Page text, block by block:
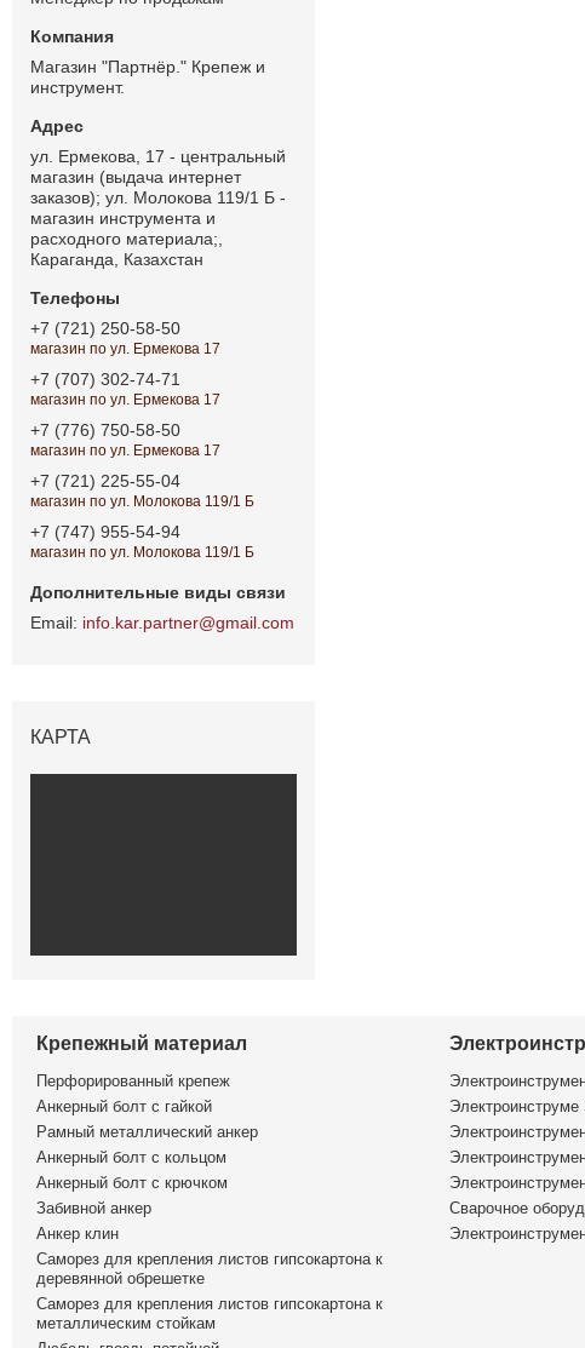
Магазин "Партнёр." Крепеж и
инструмент.
ул. Ермекова, 17 - центральный
магазин (выдача интернет
заказов); ул. Молокова 119/1 Б -
магазин инструмента и
расходного материала;,
Караганда, Казахстан
+7 (721) 250-58-50
магазин по ул. Ермекова 17
+7 (707) 302-74-71
магазин по ул. Ермекова 17
+7 (776) 750-58-50
магазин по ул. Ермекова 17
+7 (721) 225-55-04
магазин по ул. Молокова 119/1 Б
+7 (747) 955-54-94
магазин по ул. Молокова 119/1 Б
info.kar.partner@gmail.com
КАРТА
Крепежный материал
Перфорированный крепеж
Анкерный болт с гайкой
Рамный металлический анкер
Анкерный болт с кольцом
Анкерный болт с крючком
Забивной анкер
Анкер клин
Саморез для крепления листов гипсокартона к
деревянной обрешетке
Саморез для крепления листов гипсокартона к
металлическим стойкам
Электроинструме
Сварочное